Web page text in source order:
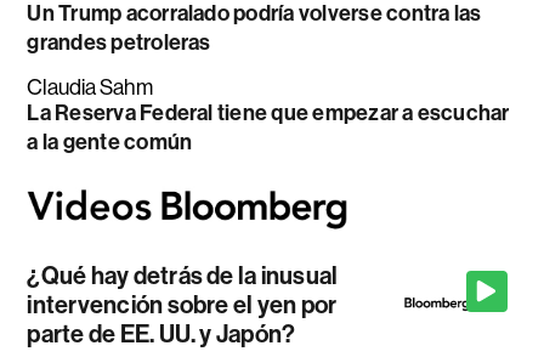
Un Trump acorralado podría volverse contra las
grandes petroleras
Claudia Sahm
La Reserva Federal tiene que empezar a escuchar
a la gente común
¿Qué hay detrás de la inusual
intervención sobre el yen por
parte de EE. UU. y Japón?